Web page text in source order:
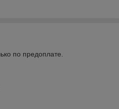
по предоплате.